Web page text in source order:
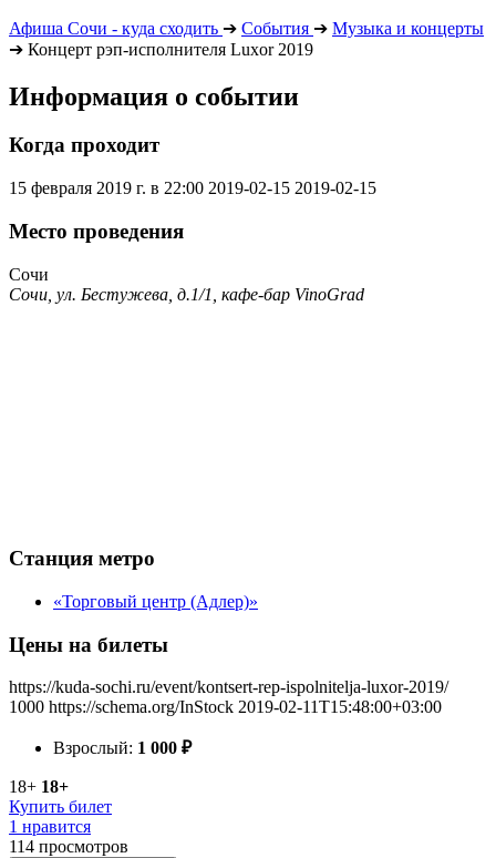
Афиша Сочи - куда сходить ➔ События ➔ Музыка и концерты
➔ Концерт рэп-исполнителя Luxor 2019
Информация о событии
Когда проходит
15 февраля 2019 г. в 22:00 2019-02-15 2019-02-15
Место проведения
Сочи
Сочи, ул. Бестужева, д.1/1, кафе-бар VinoGrad
Станция метро
«Торговый центр (Адлер)»
Цены на билеты
https://kuda-sochi.ru/event/kontsert-rep-ispolnitelja-luxor-2019/
1000 https://schema.org/InStock 2019-02-11T15:48:00+03:00
Взрослый: 1 000 ₽
18+ 18+
Купить билет
1 нравится
114 просмотров